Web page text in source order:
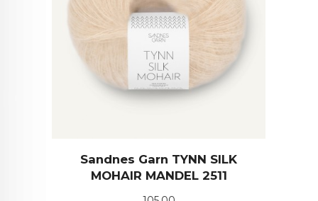
Sandnes Garn TYNN SILK
MOHAIR MANDEL 2511